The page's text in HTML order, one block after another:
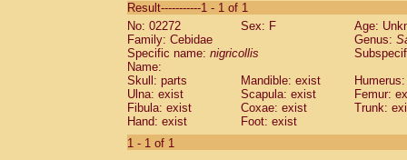
CebidaeSaguinus labiatus(0)
Cebidae Saguinus leucopus (0)
Cebidae
CebidaeSaguinus mystax
Cebidae Saguinus nigricollis (1)
Cebidae Saguinus oedipus
Cebidae Saguinus weddelli
Cebidae Saguinusspp.
Cebidae
Result-----------1 - 1 of 1
No: 02272
Sex: F
Age:
Family: Cebidae
Genus:
Specific name: nigricollis
Name:
Skull: parts
Mandible: exist
Ulna: exist
Scapula: exist
Femur:
Fibula: exist
Coxae: exist
Trunk:
Hand: exist
Foot: exist
1 - 1 of 1